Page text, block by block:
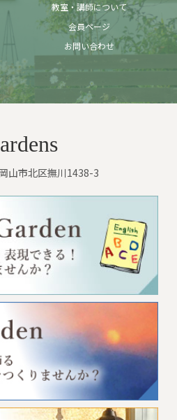
教室・講師について
会員ページ
お問い合わせ
山市北区撫川1438-3